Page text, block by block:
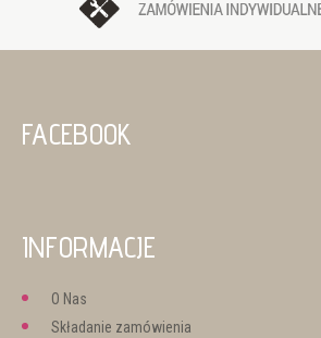
FACEBOOK
INFORMACJE
O Nas
Składanie zamówienia